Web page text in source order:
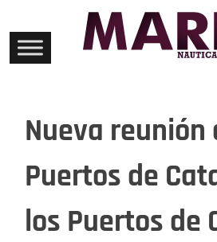
content
Nueva reunión
Puertos de
los Puertos de